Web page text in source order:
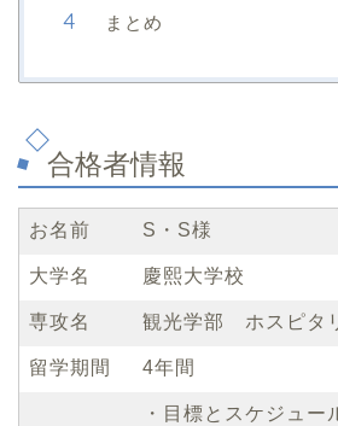
まとめ
合格者情報
お名前 S・S様
大学名 慶熙大学校
専攻名 観光学部 ホスピタ
留学期間 4年間
・目標とスケジュー